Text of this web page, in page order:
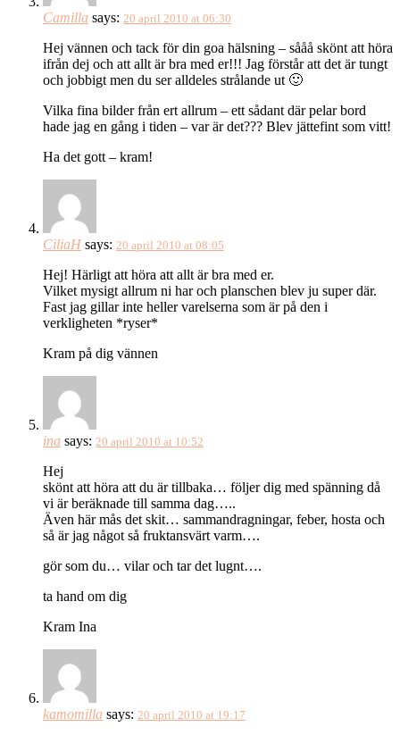
Camilla says: 20 april 2010 at 06:30
Hej vännen och tack för din goa hälsning – sååå skönt att höra
ifrån dej och att allt är bra med er!!! Jag förstår att det är tungt
och jobbigt men du ser alldeles strålande ut 🙂
Vilka fina bilder från ert allrum – ett sådant där pelar bord
hade jag en gång i tiden – var är det??? Blev jättefint som vitt!
Ha det gott – kram!
CiliaH says: 20 april 2010 at 08:05
Hej! Härligt att höra att allt är bra med er.
Vilket mysigt allrum ni har och planschen blev ju super där.
Fast jag gillar inte heller varelserna som är på den i
verkligheten *ryser*
Kram på dig vännen
ina says: 20 april 2010 at 10:52
Hej
skönt att höra att du är tillbaka… följer dig med spänning då
vi är beräknade till samma dag…..
Även här mås det skit… sammandragningar, feber, hosta och
så är jag något så fruktansvärt varm….
gör som du… vilar och tar det lugnt….
ta hand om dig
Kram Ina
kamomilla says: 20 april 2010 at 19:17